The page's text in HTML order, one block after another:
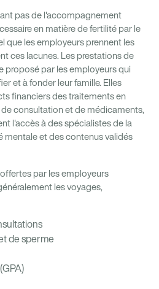
pas de l'accompagnement
en matière de fertilité par le
que les employeurs prennent les
ces lacunes. Les prestations de
proposé par les employeurs qui
et à fonder leur famille. Elles
financiers des traitements en
de consultation et de médicaments,
l'accès à des spécialistes de la
mentale et des contenus validés
par les employeurs
les voyages,
de sperme